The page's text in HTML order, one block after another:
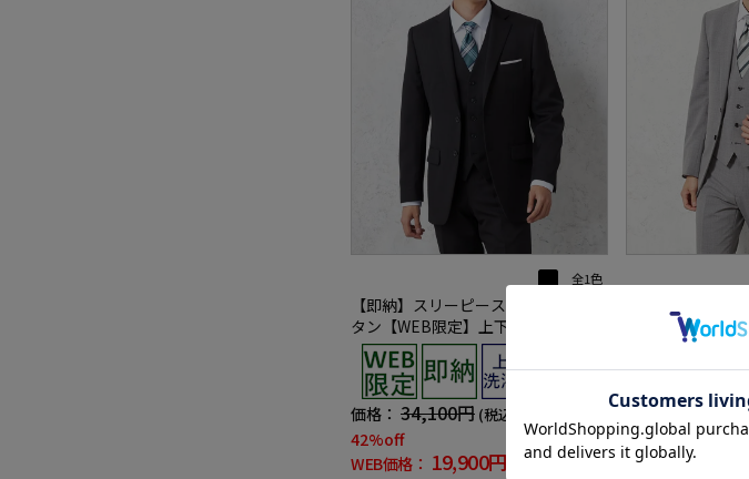
全1色
【即納】スリーピーススーツ 2つボ
タン【WEB限定】上下ウォッシャブ
ル ブラック シャドウストライプ 3シ
ーズン対応
価格： 34,100円 (税込)
42%off
WEB価格： 19,900円 (税込)
ーツ【nero/スリ
ル混 2つボタン
プ
価格： 72,490円
70%off
WEB価格：